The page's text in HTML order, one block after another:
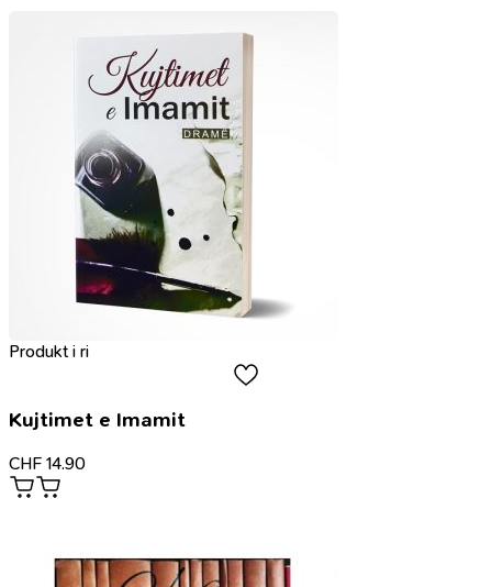
Produkt i ri
Kujtimet e Imamit
CHF 14.90